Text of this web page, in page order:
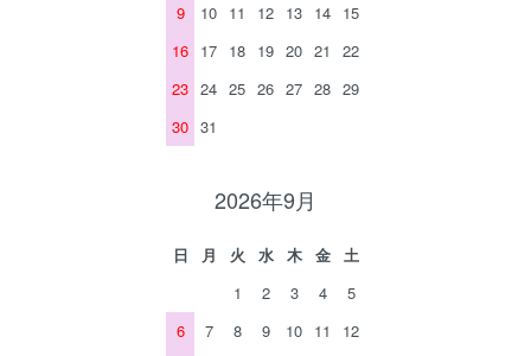
9
10 11 12 13 14 15
16 17 18 19 20 21
22
23 24 25 26 27 28 29
30 31
2026年9月
日 月 火 水 木 金
土
1
2 3 4
5
6
7 8 9 10 11
12